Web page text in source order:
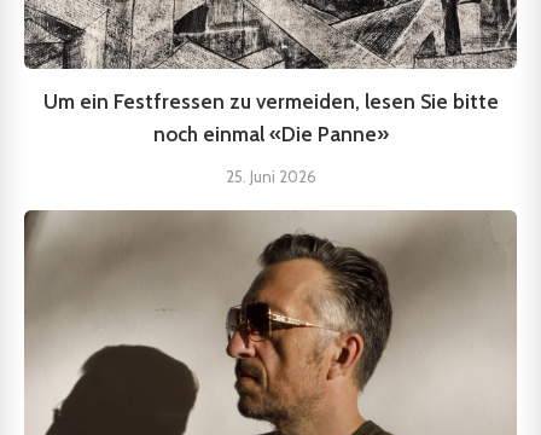
Um ein Festfressen zu vermeiden, lesen Sie bitte
noch einmal «Die Panne»
25. Juni 2026